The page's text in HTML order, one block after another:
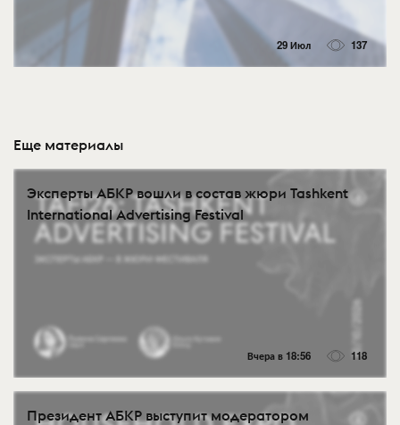
29 Июл 137
Еще материалы
Эксперты АБКР вошли в состав жюри Tashkent
International Advertising Festival
Вчера в 18:56 118
Президент АБКР выступит модератором